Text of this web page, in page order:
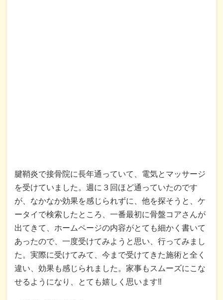
腱鞘炎で接骨院に長年通っていて、電気とマッサージ
を受けていました。週に３回ほど通っていたのです
が、なかなか効果を感じられずに、他を探そうと、ケ
ータイで検索したところ、一番最初に骨盤コアさんが
出てきて、ホームページの内容がとても細かく書いて
あったので、一度受けてみようと思い、行ってみまし
た。実際に受けてみて、今まで受けてきた施術と全く
違い、効果も感じられました。家事もスムーズにこな
せるようになり、とても嬉しく思います‼︎